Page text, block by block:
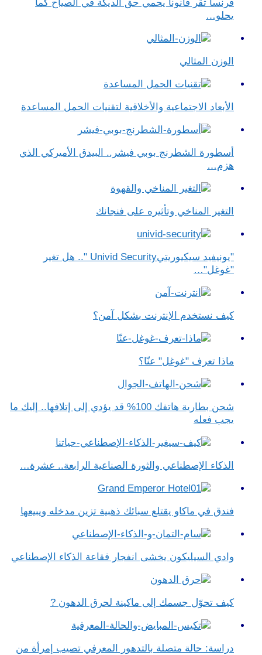
فرنسا تقر قانونا يحمي حق الديكة في الصياح كما
يحلو…
الوزن المثالي
الأبعاد الاجتماعية والأخلاقية لتقنيات الحمل المساعدة
أسطورة الشطرنج بوبي فيشر.. البيدق الأميركي الذي
هزم…
التغير المناخي وتأثيره على فنجانك
"يونيفيد سيكيوريتيUnivid Security ".. هل تغير
"غوغل"…
كيف نستخدم الإنترنت بشكل آمن؟
ماذا تعرف "غوغل" عنّا؟
شحن بطارية هاتفك 100% قد يؤدي إلى إتلافها.. إليك ما
يجب فعله
الذكاء الإصطناعي والثورة الصناعية الرابعة.. عشرة…
فندق في ماكاو يقتلع سبائك ذهبية تزين مدخله ويبيعها
وادي السيليكون يخشى انفجار فقاعة الذكاء الإصطناعي
كيف تحوّل جسمك إلى ماكينة لحرق الدهون ?
دراسة: حالة متصلة بالتدهور المعرفي تصيب إمرأة من